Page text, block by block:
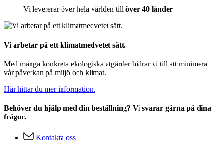
Vi levererar över hela världen till över 40 länder
Vi arbetar på ett klimatmedvetet sätt.
Med många konkreta ekologiska åtgärder bidrar vi till att minimera
vår påverkan på miljö och klimat.
Här hittar du mer information.
Behöver du hjälp med din beställning? Vi svarar gärna på dina
frågor.
Kontakta oss